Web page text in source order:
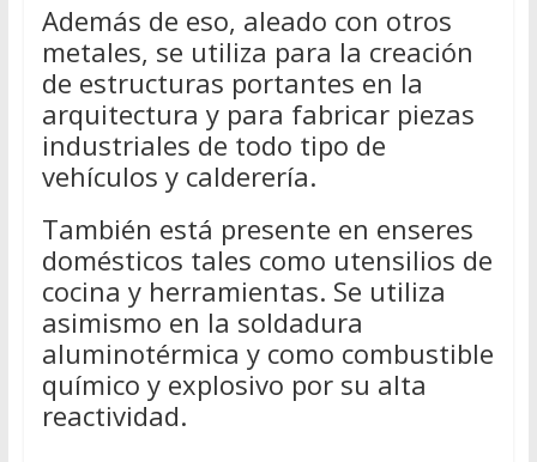
Además de eso, aleado con otros
metales, se utiliza para la creación
de estructuras portantes en la
arquitectura y para fabricar piezas
industriales de todo tipo de
vehículos y calderería.
También está presente en enseres
domésticos tales como utensilios de
cocina y herramientas. Se utiliza
asimismo en la soldadura
aluminotérmica y como combustible
químico y explosivo por su alta
reactividad.